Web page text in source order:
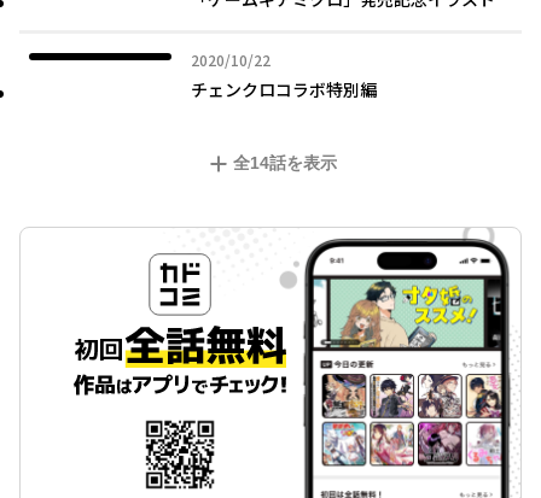
2020/10/22
2020年10月22日
チェンクロコラボ特別編
全14話を表示